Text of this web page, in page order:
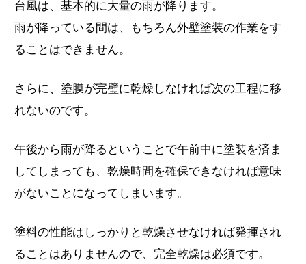
台風は、基本的に大量の雨が降ります。
雨が降っている間は、もちろん外壁塗装の作業をす
ることはできません。
さらに、塗膜が完璧に乾燥しなければ次の工程に移
れないのです。
午後から雨が降るということで午前中に塗装を済ま
してしまっても、乾燥時間を確保できなければ意味
がないことになってしまいます。
塗料の性能はしっかりと乾燥させなければ発揮され
ることはありませんので、完全乾燥は必須です。